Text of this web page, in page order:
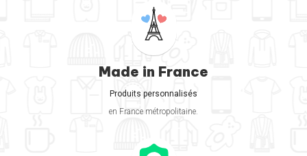
Made in France
Produits personnalisés
en France métropolitaine.